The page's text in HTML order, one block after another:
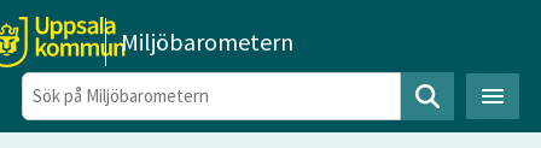
Gå direkt till sidans innehåll
Miljöbarometern
Sök